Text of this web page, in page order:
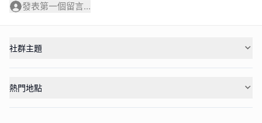
發表第一個留言...
社群主題
熱門地點